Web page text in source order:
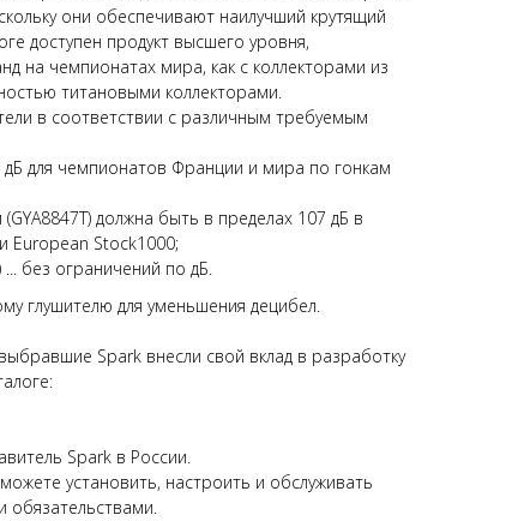
они обеспечивают наилучший крутящий
доступен продукт высшего уровня,
на чемпионатах мира, как с коллекторами из
титановыми коллекторами.
в соответствии с различным требуемым
дБ для чемпионатов Франции и мира по гонкам
должна быть в пределах 107 дБ в
European Stock1000;
... без ограничений по дБ.
глушителю для уменьшения децибел.
Spark внесли свой вклад в разработку
Spark в России.
установить, настроить и обслуживать
обязательствами.